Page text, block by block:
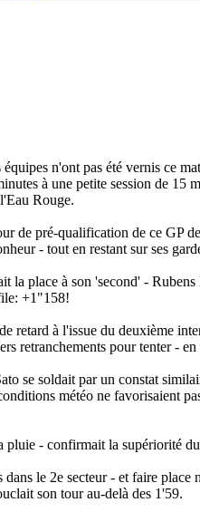
n'ont pas été vernis ce
à une petite session de 15
Rouge.
de pré-qualification de ce GP
- tout en restant sur ses
la place à son 'second' -
+1"158!
retard à l'issue du deuxième
retranchements pour tenter -
se soldait par un constat
météo ne favorisaient
- confirmait la supériorité
le 2e secteur - et faire place
son tour au-delà des 1'59.